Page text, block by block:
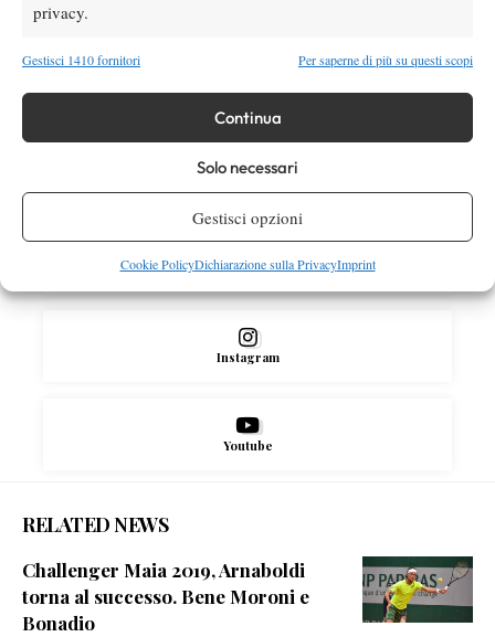
privacy.
Gestisci 1410 fornitori Per saperne di più su questi scopi
Continua
Solo necessari
Gestisci opzioni
Cookie PolicyDichiarazione sulla PrivacyImprint
agosto con Musetti in campo
SOCIAL
X
Instagram
Youtube
RELATED NEWS
Challenger Maia 2019, Arnaboldi
torna al successo. Bene Moroni e
Bonadio